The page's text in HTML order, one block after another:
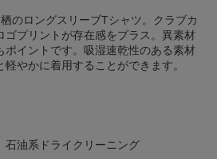
のロングスリーブTシャツ。クラブカ
ゴプリントが存在感をプラス。異素材
ポイントです。吸湿速乾性のある素材
やかに着用することができます。
油系ドライクリーニング